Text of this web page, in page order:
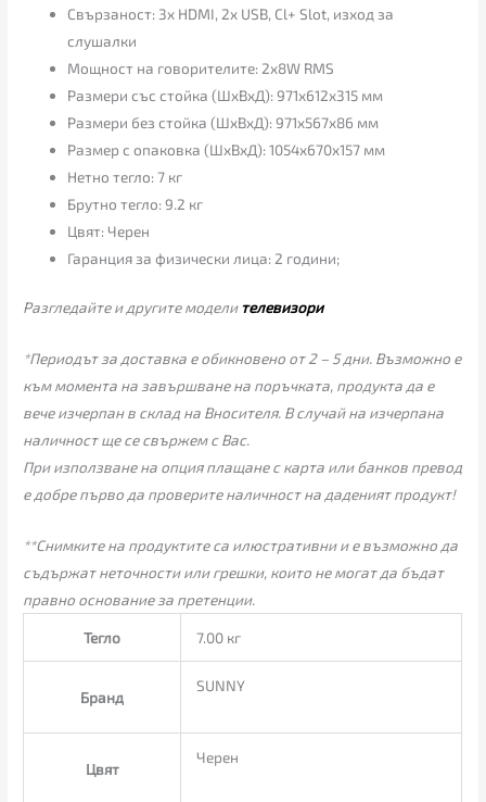
Свързаност: 3x HDMI, 2x USB, Cl+ Slot, изход за
слушалки
Мощност на говорителите: 2x8W RMS
Размери със стойка (ШхВхД): 971x612x315 мм
Размери без стойка (ШхВхД): 971x567x86 мм
Размер с опаковка (ШхВхД): 1054x670x157 мм
Нетно тегло: 7 кг
Брутно тегло: 9.2 кг
Цвят: Черен
Гаранция за физически лица: 2 години;
Разгледайте и другите моделителевизори
*Периодът за доставка е обикновено от 2 – 5 дни. Възможно е
към момента на завършване на поръчката, продукта да е
вече изчерпан в склад на Вносителя. В случай на изчерпана
наличност ще се свържем с Вас.
При използване на опция плащане с карта или банков превод
е добре първо да проверите наличност на даденият продукт!
**Снимките на продуктите са илюстративни и е възможно да
съдържат неточности или грешки, които не могат да бъдат
правно основание за претенции.
Тегло 7.00 кг
Бранд
SUNNY
Цвят
Черен